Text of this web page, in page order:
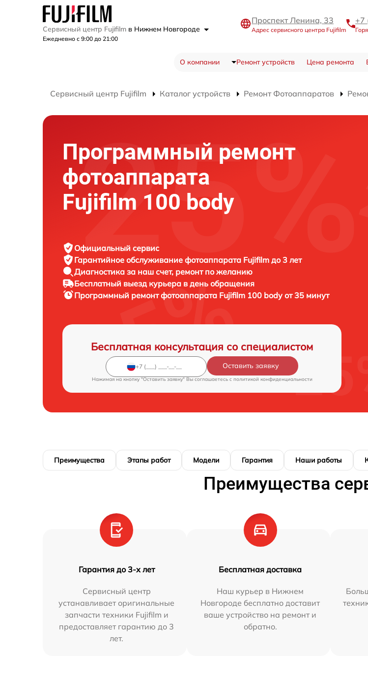
Сервисный центр Fujifilm в Нижнем Новгороде
Ежедневно с 9:00 до 21:00
Проспект Ленина, 33
Адрес сервисного центра Fujifilm
+7
О компании Ремонт устройств Цена ремонта
Сервисный центр Fujifilm Каталог устройств Ремонт Фотоаппаратов
Программный ремонт
фотоаппарата
Fujifilm 100 body
Официальный сервис
Гарантийное обслуживание фотоаппарата Fujifilm до 3 лет
Диагностика за наш счет, ремонт по желанию
Бесплатный выезд курьера в день обращения
Программный ремонт фотоаппарата Fujifilm 100 body от 35 минут
Бесплатная консультация со специалистом
Оставить заявку
Нажимая на кнопку "Оставить заявку" Вы соглашаетесь c политикой конфиденциальности
Преимущества Этапы работ Модели Гарантия Наши работы
Преимущества
Гарантия до 3-х лет
Сервисный центр
устанавливает оригинальные
запчасти техники Fujifilm и
предоставляет гарантию до 3
лет.
Бесплатная доставка
Наш курьер в Нижнем
Новгороде бесплатно доставит
ваше устройство на ремонт и
обратно.